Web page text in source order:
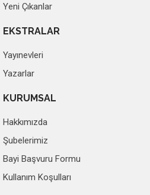
Yeni Çıkanlar
EKSTRALAR
Yayınevleri
Yazarlar
KURUMSAL
Hakkımızda
Şubelerimiz
Bayi Başvuru Formu
Kullanım Koşulları